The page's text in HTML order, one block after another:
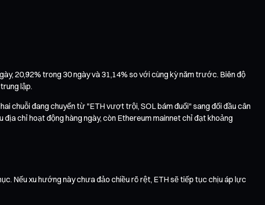
20,92% trong 30 ngày và 31,14% so với cùng kỳ năm trước. Biên độ
lập.
chuỗi đang chuyển từ "ETH vượt trội, SOL bám đuổi" sang đối đầu cân
chỉ hoạt động hàng ngày, còn Ethereum mainnet chỉ đạt khoảng
Nếu xu hướng này chưa đảo chiều rõ rệt, ETH sẽ tiếp tục chịu áp lực